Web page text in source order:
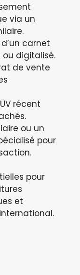
via un
carnet
digitalisé.
de vente
récent
ou un
pour
pour
et